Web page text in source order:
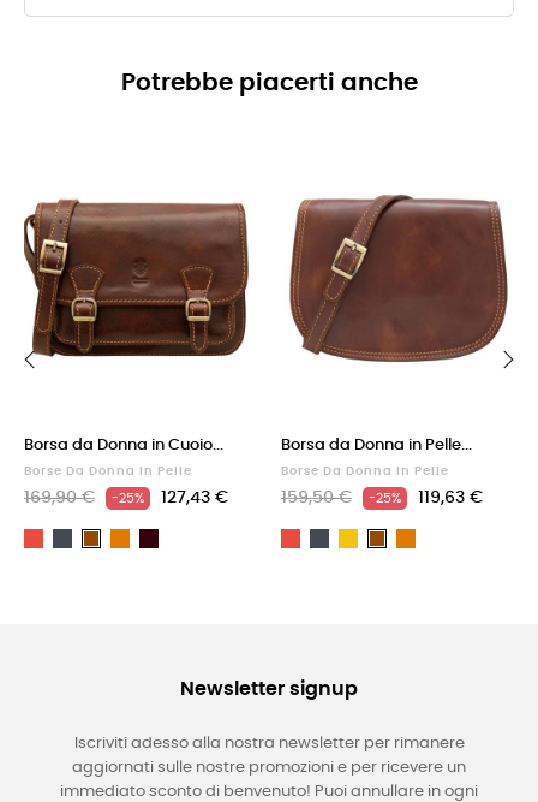
Potrebbe piacerti anche
Borsa da Donna in Cuoio...
Borse Da Donna In Pelle
169,90 € -25% 127,43 €
Borsa da Donna in Pelle...
Borse Da Donna In Pelle
159,50 € -25% 119,63 €
Newsletter signup
Iscriviti adesso alla nostra newsletter per rimanere
aggiornati sulle nostre promozioni e per ricevere un
immediato sconto di benvenuto! Puoi annullare in ogni